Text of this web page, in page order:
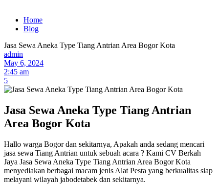
Home
Blog
Jasa Sewa Aneka Type Tiang Antrian Area Bogor Kota
admin
May 6, 2024
2:45 am
5
Jasa Sewa Aneka Type Tiang Antrian
Area Bogor Kota
Hallo warga Bogor dan sekitarnya, Apakah anda sedang mencari
jasa sewa Tiang Antrian untuk sebuah acara ? Kami CV Berkah
Jaya Jasa Sewa Aneka Type Tiang Antrian Area Bogor Kota
menyediakan berbagai macam jenis Alat Pesta yang berkualitas siap
melayani wilayah jabodetabek dan sekitarnya.